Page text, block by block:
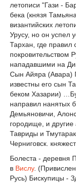
летописи "Гази -
бека (князя
византийских
Урусу, но он успел
Тархан, где правил
покровительством
нападавшими на
Сын Айяра (Авара)
известны его сын
беком Хазарии)
направил нанятых
Демьяновичи,
городище, и другие
Тавриды и
Черниговск.
Болеста - деревня
в Вислу.
Русь) Бискупицы -